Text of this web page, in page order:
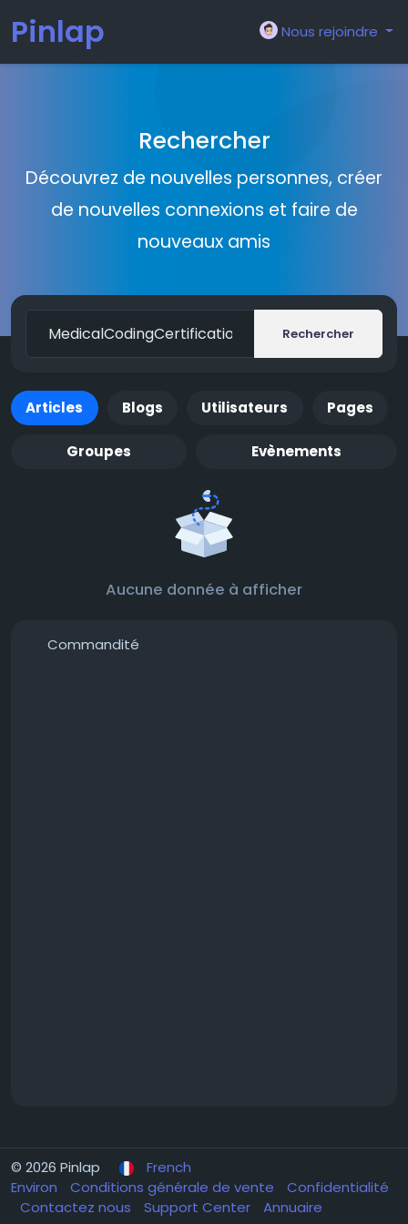
Pinlap Nous rejoindre
Rechercher
Découvrez de nouvelles personnes, créer
de nouvelles connexions et faire de
nouveaux amis
Rechercher
Articles Blogs Utilisateurs Pages
Groupes Evènements
Aucune donnée à afficher
Commandité
© 2026 Pinlap
French
Environ
Conditions générale de vente
Confidentialité
Contactez nous
Support Center Annuaire